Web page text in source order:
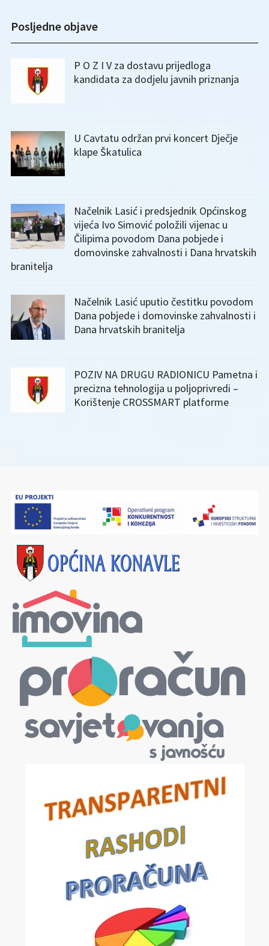
Posljedne objave
P O Z I V za dostavu prijedloga
kandidata za dodjelu javnih priznanja
U Cavtatu održan prvi koncert Dječje
klape Škatulica
Načelnik Lasić i predsjednik Općinskog
vijeća Ivo Simović položili vijenac u
Čilipima povodom Dana pobjede i
domovinske zahvalnosti i Dana hrvatskih
branitelja
Načelnik Lasić uputio čestitku povodom
Dana pobjede i domovinske zahvalnosti i
Dana hrvatskih branitelja
POZIV NA DRUGU RADIONICU Pametna i
precizna tehnologija u poljoprivredi –
Korištenje CROSSMART platforme